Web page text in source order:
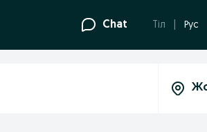
Chat Tіл Рус